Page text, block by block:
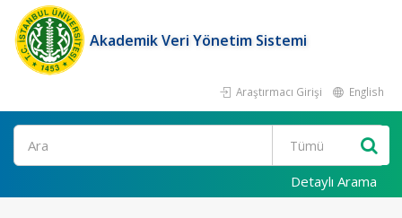
Akademik Veri Yönetim Sistemi
Araştırmacı Girişi English
Ara
Detaylı Arama